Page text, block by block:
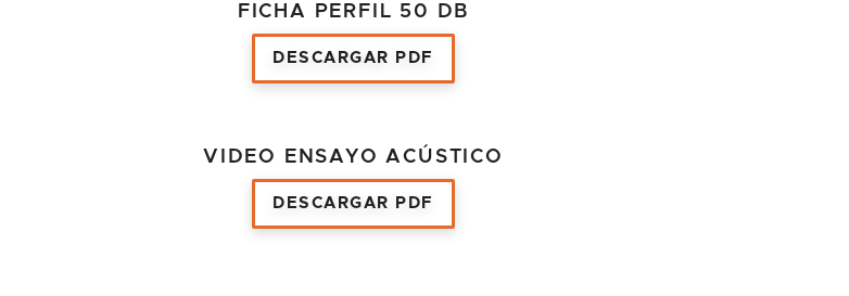
FICHA PERFIL 50 DB
DESCARGAR PDF
VIDEO ENSAYO ACÚSTICO
DESCARGAR PDF